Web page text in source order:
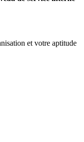
et votre aptitude